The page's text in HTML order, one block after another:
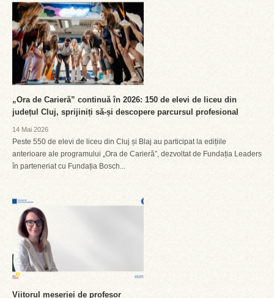
„Ora de Carieră” continuă în 2026: 150 de elevi de liceu din
județul Cluj, sprijiniți să-și descopere parcursul profesional
14 Mai 2026
Peste 550 de elevi de liceu din Cluj și Blaj au participat la edițiile
anterioare ale programului „Ora de Carieră”, dezvoltat de Fundația Leaders
în parteneriat cu Fundația Bosch...
Viitorul meseriei de profesor